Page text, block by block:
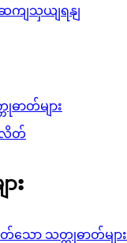
ကျသှယျရနျ
ဓာတ်များ
လိတ်
း
သော သတ္တုဓာတ်များ